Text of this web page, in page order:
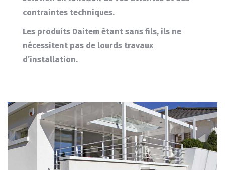
contraintes techniques.
Les produits Daitemétant sans fils, ils ne
nécessitent pas de lourds travaux
d’installation.